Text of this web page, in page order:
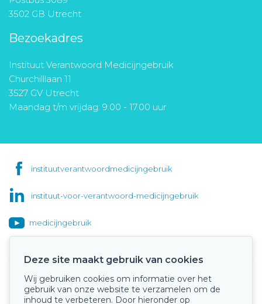
3502 GB Utrecht
Bezoekadres
Instituut Verantwoord Medicijngebruik
Churchilllaan 11
3527 GV Utrecht
Maandag t/m vrijdag: 9.00 - 17.00 uur
instituutverantwoordmedicijngebruik
instituut-voor-verantwoord-medicijngebruik
medicijngebruik
Onze keurmerken
Deze site maakt gebruik van cookies
Wij gebruiken cookies om informatie over het
gebruik van onze website te verzamelen om de
inhoud te verbeteren. Door hieronder op